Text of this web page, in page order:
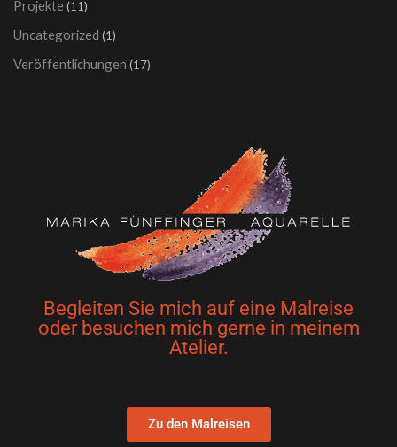
Projekte (11)
Uncategorized (1)
Veröffentlichungen (17)
Begleiten Sie mich auf eine Malreise
oder besuchen mich gerne in meinem
Atelier.
Zu den Malreisen